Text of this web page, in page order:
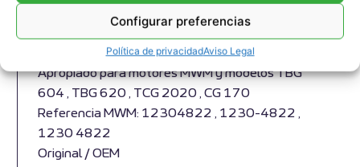
Configurar preferencias
Política de privacidadAviso Legal
Compensador MWM RS-12304822
Junta de expansión MWM RS-12304822
Apropiado para motores MWM y modelos TBG
604 , TBG 620 , TCG 2020 , CG 170
Referencia MWM: 12304822 , 1230-4822 ,
1230 4822
Original / OEM